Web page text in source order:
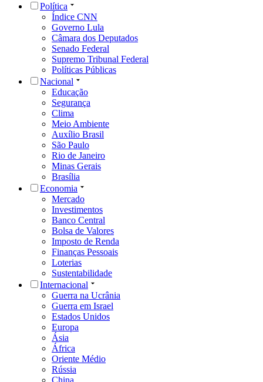
Política
Índice CNN
Governo Lula
Câmara dos Deputados
Senado Federal
Supremo Tribunal Federal
Políticas Públicas
Nacional
Educação
Segurança
Clima
Meio Ambiente
Auxílio Brasil
São Paulo
Rio de Janeiro
Minas Gerais
Brasília
Economia
Mercado
Investimentos
Banco Central
Bolsa de Valores
Imposto de Renda
Finanças Pessoais
Loterias
Sustentabilidade
Internacional
Guerra na Ucrânia
Guerra em Israel
Estados Unidos
Europa
Ásia
África
Oriente Médio
Rússia
China